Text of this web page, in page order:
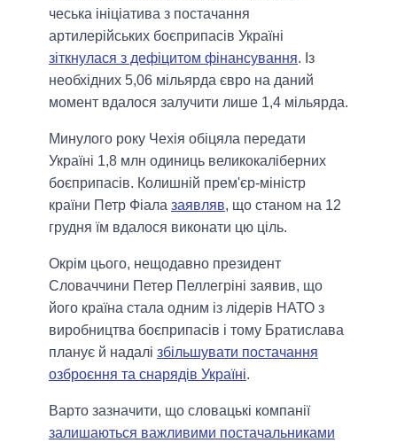
чеська ініціатива з постачання
артилерійських боєприпасів Україні
зіткнулася з дефіцитом фінансування. Із
необхідних 5,06 мільярда євро на даний
момент вдалося залучити лише 1,4 мільярда.
Минулого року Чехія обіцяла передати
Україні 1,8 млн одиниць великокаліберних
боєприпасів. Колишній прем'єр-міністр
країни Петр Фіала заявляв, що станом на 12
грудня їм вдалося виконати цю ціль.
Окрім цього, нещодавно президент
Словаччини Петер Пеллегріні заявив, що
його країна стала одним із лідерів НАТО з
виробництва боєприпасів і тому Братислава
планує й надалі збільшувати постачання
озброєння та снарядів Україні.
Варто зазначити, що словацькі компанії
залишаються важливими постачальниками